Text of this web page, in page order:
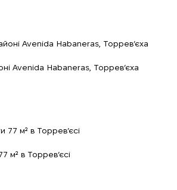
Avenida Habaneras, Торрев’єха
м² в Торрев’єсі